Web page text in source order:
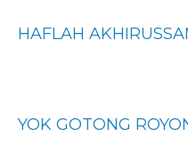
HAFLAH
YOK GOTONG